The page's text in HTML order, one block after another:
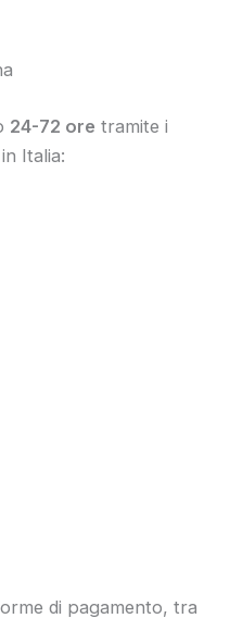
24-72 ore tramite i
Italia:
di pagamento, tra